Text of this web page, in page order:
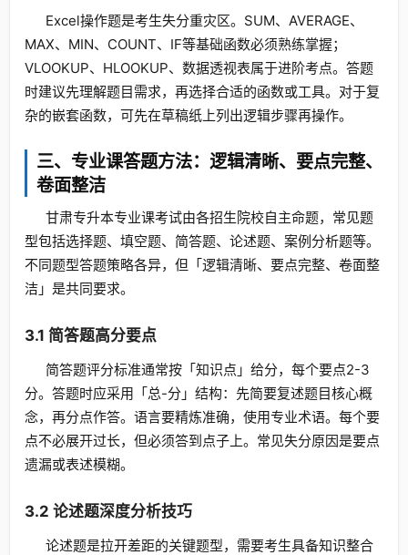
Excel操作题是考生失分重灾区。SUM、AVERAGE、
MAX、MIN、COUNT、IF等基础函数必须熟练掌握；
VLOOKUP、HLOOKUP、数据透视表属于进阶考点。答题
时建议先理解题目需求，再选择合适的函数或工具。对于复
杂的嵌套函数，可先在草稿纸上列出逻辑步骤再操作。
三、专业课答题方法：逻辑清晰、要点完整、
卷面整洁
甘肃专升本专业课考试由各招生院校自主命题，常见题
型包括选择题、填空题、简答题、论述题、案例分析题等。
不同题型答题策略各异，但「逻辑清晰、要点完整、卷面整
洁」是共同要求。
3.1 简答题高分要点
简答题评分标准通常按「知识点」给分，每个要点2-3
分。答题时应采用「总-分」结构：先简要复述题目核心概
念，再分点作答。语言要精炼准确，使用专业术语。每个要
点不必展开过长，但必须答到点子上。常见失分原因是要点
遗漏或表述模糊。
3.2 论述题深度分析技巧
论述题是拉开差距的关键题型，需要考生具备知识整合